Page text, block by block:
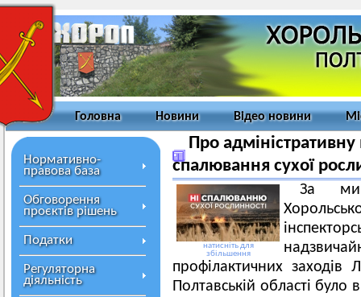
Головна Новини Відео новини
Нормативно-
правова база
Обговорення
проєктів рішень
Податки
Регуляторна
діяльність
Про адміністративну
спалювання сухої
натисніть для
збільшення
За
профілактичних
Полтавській області було